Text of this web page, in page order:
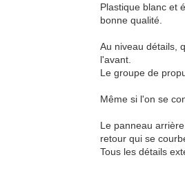
Plastique blanc et
bonne qualité.
Au niveau détails,
l'avant.
Le groupe de
Même si l'on se
Le panneau
retour qui se
Tous les détails